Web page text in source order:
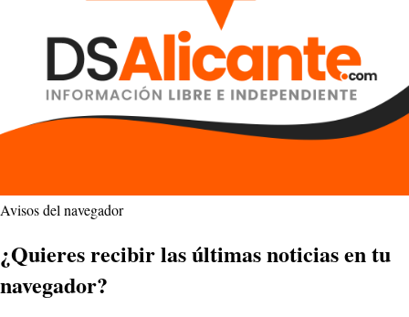
Avisos del navegador
¿Quieres recibir las últimas noticias en tu
navegador?